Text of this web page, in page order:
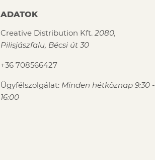
ADATOK
Creative Distribution Kft. 2080,
Pilisjászfalu, Bécsi út 30
+36 708566427
Ügyfélszolgálat: Minden hétköznap 9:30 -
16:00